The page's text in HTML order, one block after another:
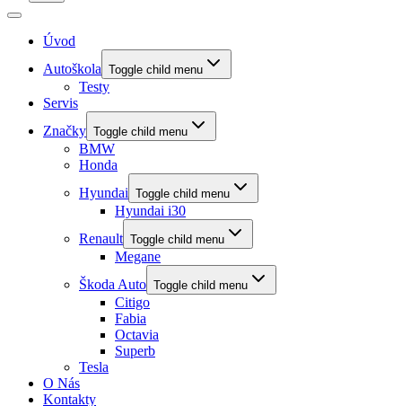
Úvod
Autoškola Toggle child menu
Testy
Servis
Značky Toggle child menu
BMW
Honda
Hyundai Toggle child menu
Hyundai i30
Renault Toggle child menu
Megane
Škoda Auto Toggle child menu
Citigo
Fabia
Octavia
Superb
Tesla
O Nás
Kontakty